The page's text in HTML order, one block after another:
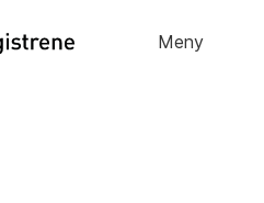
til
Meny